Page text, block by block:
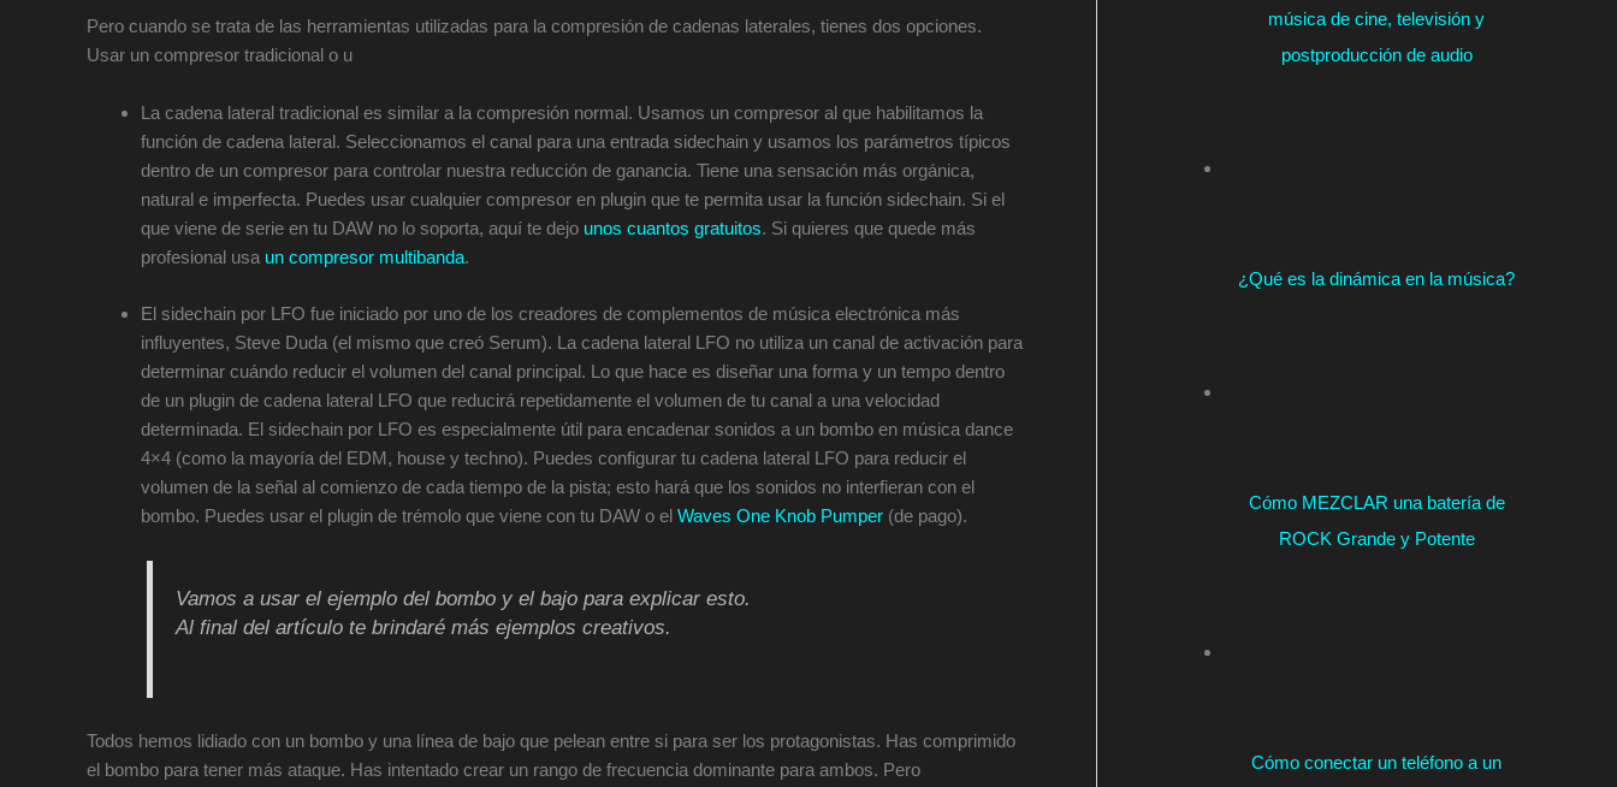
Pero cuando se trata de las herramientas utilizadas para la compresión de cadenas laterales, tienes dos opciones.
Usar un compresor tradicional o u
La cadena lateral tradicional es similar a la compresión normal. Usamos un compresor al que habilitamos la
función de cadena lateral. Seleccionamos el canal para una entrada sidechain y usamos los parámetros típicos
dentro de un compresor para controlar nuestra reducción de ganancia. Tiene una sensación más orgánica,
natural e imperfecta. Puedes usar cualquier compresor en plugin que te permita usar la función sidechain. Si el
que viene de serie en tu DAW no lo soporta, aquí te dejo unos cuantos gratuitos. Si quieres que quede más
profesional usa un compresor multibanda.
El sidechain por LFO fue iniciado por uno de los creadores de complementos de música electrónica más
influyentes, Steve Duda (el mismo que creó Serum). La cadena lateral LFO no utiliza un canal de activación para
determinar cuándo reducir el volumen del canal principal. Lo que hace es diseñar una forma y un tempo dentro
de un plugin de cadena lateral LFO que reducirá repetidamente el volumen de tu canal a una velocidad
determinada. El sidechain por LFO es especialmente útil para encadenar sonidos a un bombo en música dance
4×4 (como la mayoría del EDM, house y techno). Puedes configurar tu cadena lateral LFO para reducir el
volumen de la señal al comienzo de cada tiempo de la pista; esto hará que los sonidos no interfieran con el
bombo. Puedes usar el plugin de trémolo que viene con tu DAW o el Waves One Knob Pumper (de pago).
Vamos a usar el ejemplo del bombo y el bajo para explicar esto.
Al final del artículo te brindaré más ejemplos creativos.
Todos hemos lidiado con un bombo y una línea de bajo que pelean entre si para ser los protagonistas. Has comprimido
el bombo para tener más ataque. Has intentado crear un rango de frecuencia dominante para ambos. Pero
música de cine, televisión y
postproducción de audio
¿Qué es la dinámica en la música?
Cómo MEZCLAR una batería de
ROCK Grande y Potente
Cómo conectar un teléfono a un